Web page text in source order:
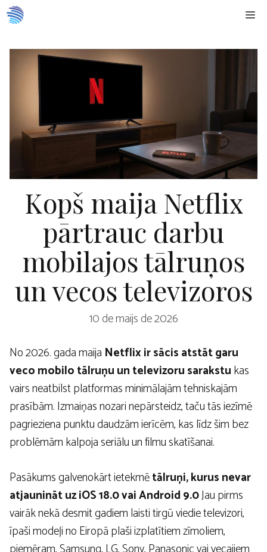
Doties
uz
Kopš maija Netflix
pārtrauc darbu
mobilajos tālruņos
un vecos televizoros
10 de maijs de 2026
No 2026. gada maija Netflix ir sācis atstāt garu
veco mobilo tālruņu un televizoru sarakstukas
vairs neatbilst platformas minimālajām tehniskajām
prasībām. Izmaiņas nozari nepārsteidz, taču tās iezīmē
pagrieziena punktu daudzām ierīcēm, kas līdz šim bez
problēmām kalpoja seriālu un filmu skatīšanai.
Pasākums galvenokārt ietekmētālruņi, kurus nevar
atjaunināt uz iOS 18.0 vai Android 9.0Jau pirms
vairāk nekā desmit gadiem laisti tirgū viedie televizori,
īpaši modeļi no Eiropā plaši izplatītiem zīmoliem,